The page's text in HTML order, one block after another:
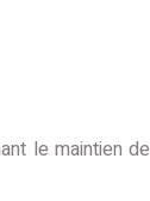
le maintien de